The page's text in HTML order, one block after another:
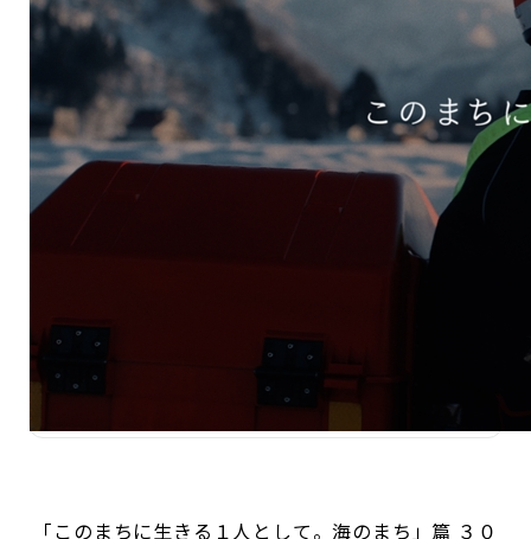
「このまちに生きる１人として。海のまち」篇 ３０